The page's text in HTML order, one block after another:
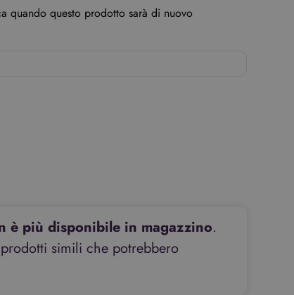
quando questo prodotto sarà di nuovo
è più disponibile in magazzino.
simili che potrebbero